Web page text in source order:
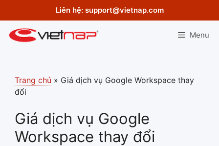
content
Liên hệ: support@vietnap.com
Menu
Trang chủ » Giá dịch vụ Google Workspace thay
đổi
Giá dịch vụ Google
Workspace thay đổi